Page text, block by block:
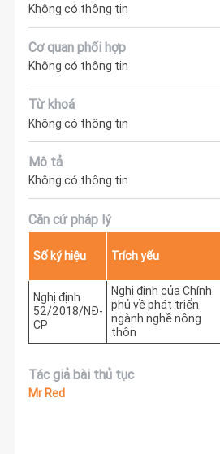
Không có thông tin
Cơ quan phối hợp
Không có thông tin
Từ khoá
Không có thông tin
Mô tả
Không có thông tin
Căn cứ pháp lý
Số ký hiệu Trích yếu
Nghị định
52/2018/NĐ-
CP
Nghị định của Chính
phủ về phát triển
ngành nghề nông
thôn
Tác giả bài thủ tục
Mr Red